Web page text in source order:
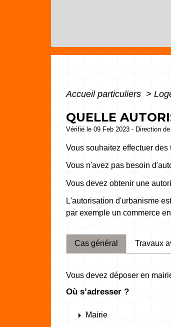
Accueil particuliers >
QUELLE
Vérifié le 09 Feb 2023 - Direction
Vous souhaitez effectuer
Vous n'avez pas besoin
Vous devez obtenir une
L'autorisation d'urbanisme
par exemple un commerce
Cas général Travaux
Vous devez déposer en
Où s’adresser ?
arrow_right Mairie